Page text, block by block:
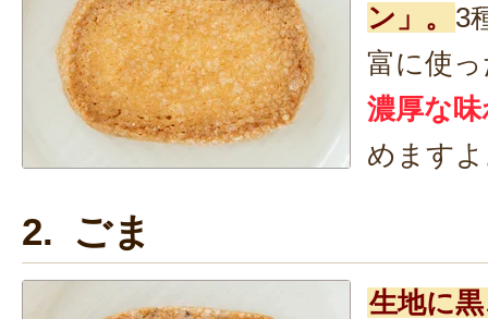
ン」。
3
富に使
濃厚な
めます
2. ごま
生地に